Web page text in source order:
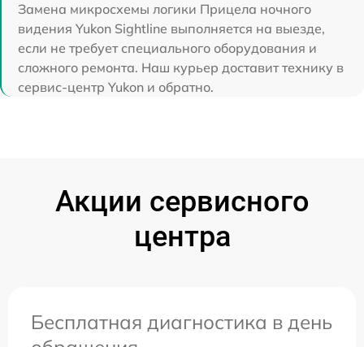
Замена микросхемы логики Прицела ночного
видения Yukon Sightline выполняется на выезде,
если не требует специального оборудования и
сложного ремонта. Наш курьер доставит технику в
сервис-центр Yukon и обратно.
Акции сервисного
центра
Бесплатная диагностика в день